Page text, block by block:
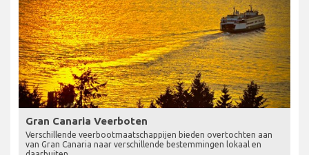
Gran Canaria Veerboten
Verschillende veerbootmaatschappijen bieden overtochten aan
van Gran Canaria naar verschillende bestemmingen lokaal en